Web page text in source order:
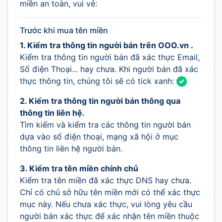
miền an toàn, vui vẻ:
Trước khi mua tên miền
1. Kiểm tra thông tin người bán trên OOO.vn .
Kiểm tra thông tin người bán đã xác thực Email,
Số điện Thoại... hay chưa. Khi người bán đã xác
thực thông tin, chúng tôi sẽ có tick xanh:
2. Kiểm tra thông tin người bán thông qua
thông tin liên hệ.
Tìm kiếm và kiểm tra các thông tin người bán
dựa vào số điện thoại, mạng xã hội ở mục
thông tin liên hệ người bán.
3. Kiểm tra tên miền chính chủ
Kiểm tra tên miền đã xác thực DNS hay chưa.
Chỉ có chủ sở hữu tên miền mới có thể xác thực
mục này. Nếu chưa xác thực, vui lòng yêu cầu
người bán xác thực để xác nhận tên miền thuộc